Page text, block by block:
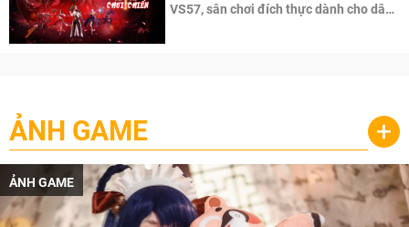
VS57, sân chơi đích thực dành cho dân
ẢNH GAME +
ẢNH GAME